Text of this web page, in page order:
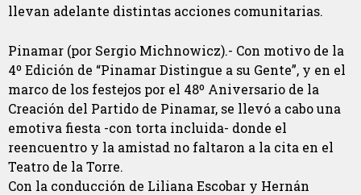
llevan adelante distintas acciones comunitarias.
Pinamar (por Sergio Michnowicz).- Con motivo de la
4º Edición de “Pinamar Distingue a su Gente”, y en el
marco de los festejos por el 48º Aniversario de la
Creación del Partido de Pinamar, se llevó a cabo una
emotiva fiesta -con torta incluida- donde el
reencuentro y la amistad no faltaron a la cita en el
Teatro de la Torre.
Con la conducción de Liliana Escobar y Hernán